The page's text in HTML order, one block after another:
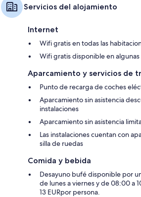
Servicios del alojamiento
Internet
Wifi gratis en todas las
Wifi gratis disponible en algunas
Aparcamiento y servicios de
Punto de recarga de coches
Aparcamiento sin asistencia
instalaciones
Aparcamiento sin asistencia
Las instalaciones cuentan con
silla de ruedas
Comida y bebida
Desayuno bufé disponible por
de lunes a viernes y de 08:00 a
13 EURpor persona.